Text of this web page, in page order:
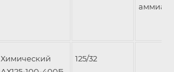
аммиака
Химический
125/32